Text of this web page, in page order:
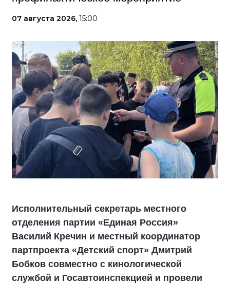
07 августа 2026, 15:00
Исполнительный секретарь местного
отделения партии «Единая Россия»
Василий Кречин и местный координатор
партпроекта «Детский спорт» Дмитрий
Бобков совместно с кинологической
службой и Госавтоинспекцией и провели